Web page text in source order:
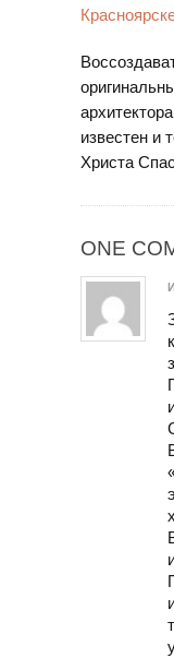
известен и
Христа
ONE